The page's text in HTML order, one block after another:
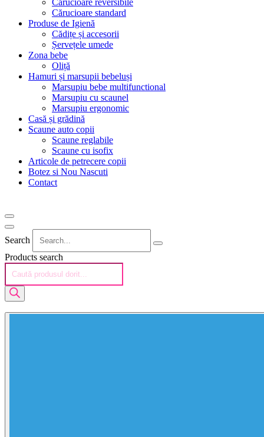
Cărucioare standard
Produse de Igienă
Cădițe și accesorii
Șervețele umede
Zona bebe
Oliță
Hamuri și marsupii bebeluși
Marsupiu bebe multifunctional
Marsupiu cu scaunel
Marsupiu ergonomic
Casă și grădină
Scaune auto copii
Scaune reglabile
Scaune cu isofix
Articole de petrecere copii
Botez si Nou Nascuti
Contact
Search
Products search